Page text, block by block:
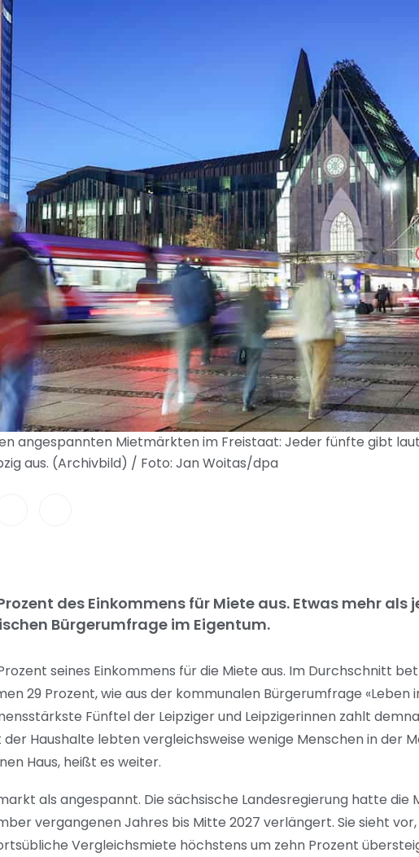
angespannten Mietmärkten im Freistaat: Jeder fünfte gibt
aus. (Archivbild) / Foto: Jan Woitas/dpa
des Einkommens für Miete aus. Etwas mehr als
Bürgerumfrage im Eigentum.
seines Einkommens für die Miete aus. Im Durchschnitt
29 Prozent, wie aus der kommunalen Bürgerumfrage «Leben
Fünftel der Leipziger und Leipzigerinnen zahlt
der Haushalte lebten vergleichsweise wenige Menschen in der
Haus, heißt es weiter.
als angespannt. Die sächsische Landesregierung hatte die
vergangenen Jahres bis Mitte 2027 verlängert. Sie sieht vor,
Vergleichsmiete höchstens um zehn Prozent